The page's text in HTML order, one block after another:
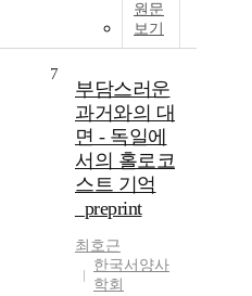
원문
보기
7
부담스러운
과거와의 대
면 - 독일에
서의 홀로코
스트 기억
_preprint
최호근
한국서양사
학회